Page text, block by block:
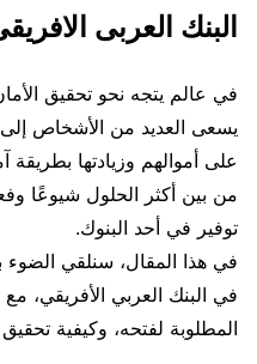
البنك العربى
في عالم يتجه نحو تحقيق
يسعى العديد من الأشخاص
على أموالهم وزيادتها بطريقة
من بين أكثر الحلول شيوعًا
توفير في أحد البنوك.
في هذا المقال، سنلقي
في البنك العربي الأفريقي،
المطلوبة لفتحه، وكيفية